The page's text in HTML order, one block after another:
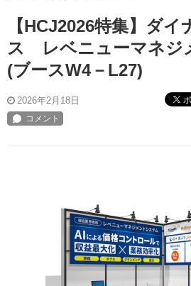
【HCJ2026特集】ダイ
ス レベニューマネジ
(ブースW4－L27)
2026年2月18日